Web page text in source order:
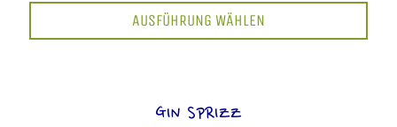
AUSFÜHRUNG WÄHLEN
GIN SPRIZZ